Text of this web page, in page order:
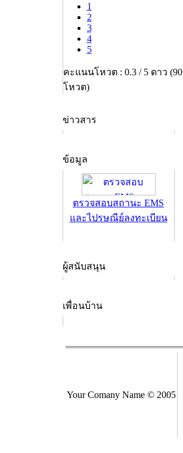
1
2
3
4
5
คะแนนโหวต : 0.3 / 5 ดาว (90
โหวต)
ข่าวสาร
ข้อมูล
ตรวจสอบสถานะ EMS
และไปรษณีย์ลงทะเบียน
ผู้สนับสนุน
เพื่อนบ้าน
Your Comany Name © 2005